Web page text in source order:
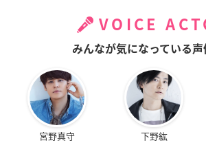
VOICE
みんなが気になっている声
宮野真守 下野紘